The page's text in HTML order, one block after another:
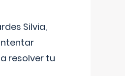
Silvia,
resolver tu